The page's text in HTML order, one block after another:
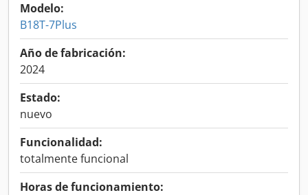
Modelo:
B18T-7Plus
Año de fabricación:
2024
Estado:
nuevo
Funcionalidad:
totalmente funcional
Horas de funcionamiento: